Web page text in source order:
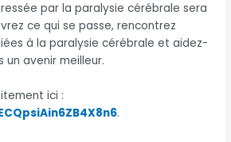
par la paralysie cérébrale sera
ce qui se passe, rencontrez
à la paralysie cérébrale et aidez-
un avenir meilleur.
ici :
.